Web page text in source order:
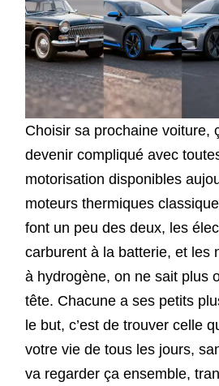
Choisir sa prochaine voiture,
devenir compliqué avec
motorisation disponibles
moteurs thermiques
font un peu des deux, les
carburent à la batterie, et les
à hydrogène, on ne sait plus
tête. Chacune a ses petits
le but, c’est de trouver celle
votre vie de tous les jours,
va regarder ça ensemble,